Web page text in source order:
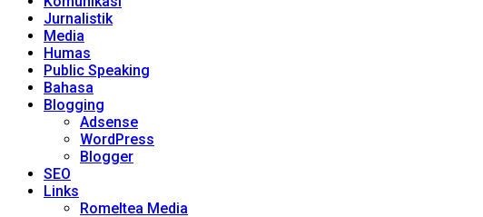
Jurnalistik
Media
Humas
Public Speaking
Bahasa
Blogging
Adsense
WordPress
Blogger
SEO
Links
Romeltea Media